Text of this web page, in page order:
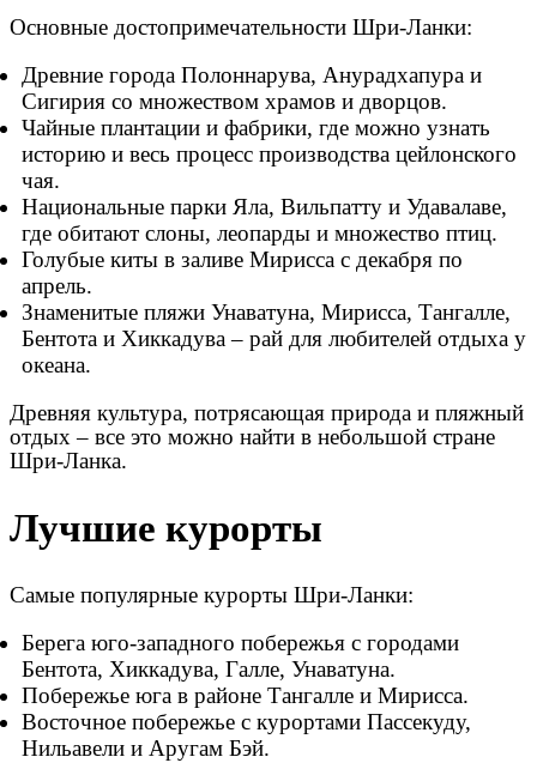
Основные достопримечательности Шри-Ланки:
Древние города Полоннарува, Анурадхапура и
Сигирия со множеством храмов и дворцов.
Чайные плантации и фабрики, где можно узнать
историю и весь процесс производства цейлонского
чая.
Национальные парки Яла, Вильпатту и Удавалаве,
где обитают слоны, леопарды и множество птиц.
Голубые киты в заливе Мирисса с декабря по
апрель.
Знаменитые пляжи Унаватуна, Мирисса, Тангалле,
Бентота и Хиккадува – рай для любителей отдыха у
океана.
Древняя культура, потрясающая природа и пляжный
отдых – все это можно найти в небольшой стране
Шри-Ланка.
Лучшие курорты
Самые популярные курорты Шри-Ланки:
Берега юго-западного побережья с городами
Бентота, Хиккадува, Галле, Унаватуна.
Побережье юга в районе Тангалле и Мирисса.
Восточное побережье с курортами Пассекуду,
Нильавели и Аругам Бэй.